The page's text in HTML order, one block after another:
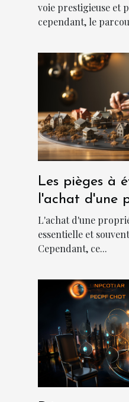
voie prestigieuse et
cependant, le
Les pièges à
l'achat d'une
L'achat d'une
essentielle et
Cependant, ce...